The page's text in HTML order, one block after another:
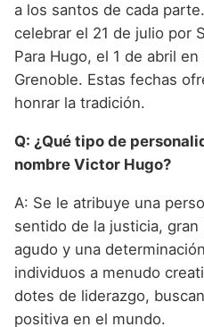
a los santos de cada
celebrar el 21 de julio por
Para Hugo, el 1 de abril
Grenoble. Estas fechas
honrar la tradición.
Q: ¿Qué tipo de
nombre Victor Hugo?
A: Se le atribuye una
sentido de la justicia,
agudo y una
individuos a menudo
dotes de liderazgo,
positiva en el mundo.